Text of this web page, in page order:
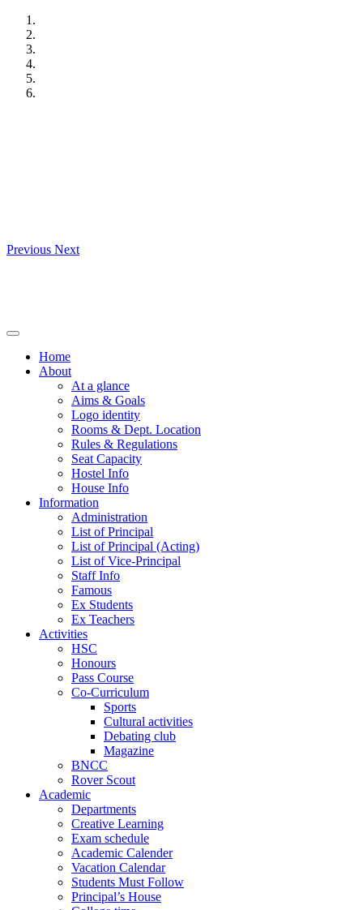
Skip
content
Previous Next
Home
About
At a glance
Aims & Goals
Logo identity
Rooms & Dept. Location
Rules & Regulations
Seat Capacity
Hostel Info
House Info
Information
Administration
List of Principal
List of Principal (Acting)
List of Vice-Principal
Staff Info
Famous
Ex Students
Ex Teachers
Activities
HSC
Honours
Pass Course
Co-Curriculum
Sports
Cultural activities
Debating club
Magazine
BNCC
Rover Scout
Academic
Departments
Creative Learning
Exam schedule
Academic Calender
Vacation Calendar
Students Must Follow
Principal’s House